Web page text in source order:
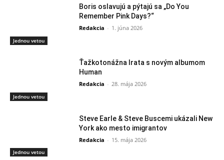
Jednou vetou
Boris oslavujú a pýtajú sa „Do You
Remember Pink Days?“
Redakcia - 1. júna 2026
Jednou vetou
Ťažkotonážna Irata s novým albumom
Human
Redakcia - 28. mája 2026
Jednou vetou
Steve Earle & Steve Buscemi ukázali New
York ako mesto imigrantov
Redakcia - 15. mája 2026